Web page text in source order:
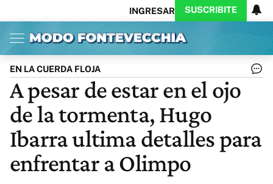
INGRESAR SUSCRIBITE
Inicio Ahora
Opinión
Política
Ciencia
Protagonistas
Cultura
Arte
Educación
Internacional
CARAS
Exitoina
Turismo
Videos
Córdoba
Reperfilar
Business
Noticias
Caras
Actualidad
EN LA CUERDA FLOJA
A pesar de estar en el ojo
de la tormenta, Hugo
Ibarra ultima detalles para
enfrentar a Olimpo